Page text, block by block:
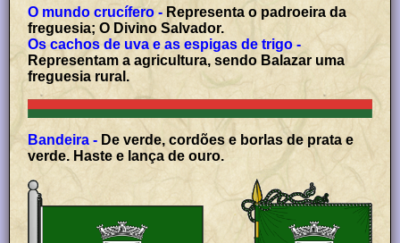
O mundo crucífero - Representa o padroeira da
freguesia; O Divino Salvador.
Os cachos de uva e as espigas de trigo -
Representam a agricultura, sendo Balazar uma
freguesia rural.
Bandeira - De verde, cordões e borlas de prata e
verde. Haste e lança de ouro.